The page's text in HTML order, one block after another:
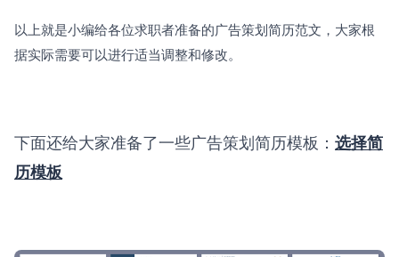
以上就是小编给各位求职者准备的广告策划简历范文，大家根
据实际需要可以进行适当调整和修改。
下面还给大家准备了一些广告策划简历模板： 选择简
历模板